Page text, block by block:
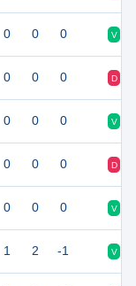
0 0 0 V
0 0 0 D
0 0 0 V
0 0 0 D
0 0 0 V
1 2 -1 V